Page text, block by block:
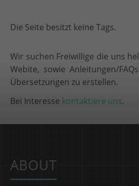
Die Seite besitzt keine Tags.
Wir suchen Freiwillige die uns
Webite, sowie Anleitungen/
Übersetzungen zu erstellen.
Bei Interesse kontaktiere uns.
ABOUT